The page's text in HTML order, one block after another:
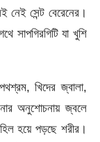
নেই সেন্ট বেরেনের।
সাপগিরগিটি যা খুশি
খিদের জ্বালা,
অনুশোচনায় জ্বলে
হয়ে পড়ছে শরীর।